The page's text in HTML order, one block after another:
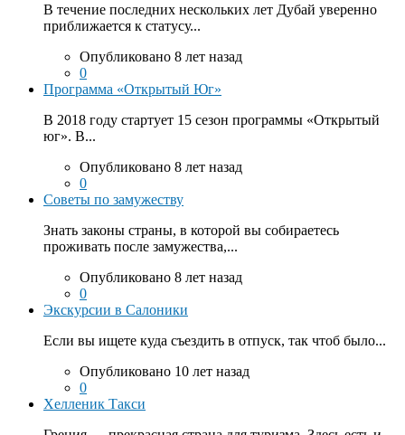
В течение последних нескольких лет Дубай уверенно
приближается к статусу...
Опубликовано 8 лет назад
0
Программа «Открытый Юг»
В 2018 году стартует 15 сезон программы «Открытый
юг». В...
Опубликовано 8 лет назад
0
Советы по замужеству
Знать законы страны, в которой вы собираетесь
проживать после замужества,...
Опубликовано 8 лет назад
0
Экскурсии в Салоники
Если вы ищете куда съездить в отпуск, так чтоб было...
Опубликовано 10 лет назад
0
Хелленик Такси